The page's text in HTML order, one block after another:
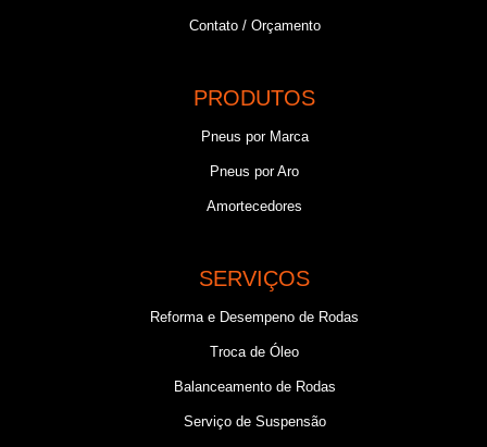
Contato / Orçamento
PRODUTOS
Pneus por Marca
Pneus por Aro
Amortecedores
SERVIÇOS
Reforma e Desempeno de Rodas
Troca de Óleo
Balanceamento de Rodas
Serviço de Suspensão